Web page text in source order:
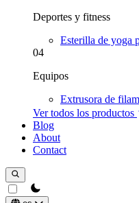
Deportes y fitness
Esterilla de yoga
04
Equipos
Extrusora de
Ver todos los productos
Blog
About
Contact
theme switcher